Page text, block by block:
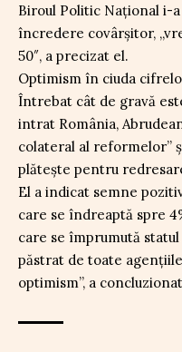
Biroul Politic Național i-
încredere covârșitor,
50″, a precizat el.
Optimism în ciuda
Întrebat cât de gravă
intrat România,
colateral al reformelor”
plătește pentru
El a indicat semne
care se îndreaptă spre
care se împrumută
păstrat de toate
optimism”, a